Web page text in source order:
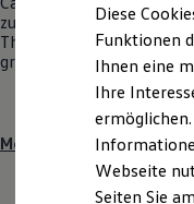
Finanzierung
Für
Für
Leasing
Für
Für
Kfz-
zur Festival-Plaza mit
Themenpavillons und
grandiose Tage im
Mehr zu VW Bus
Diese
Funktionen
Ihnen eine
Ihre
Webseite
Seiten Sie